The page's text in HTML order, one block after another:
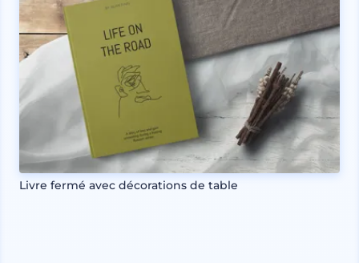
Livre fermé avec décorations de table